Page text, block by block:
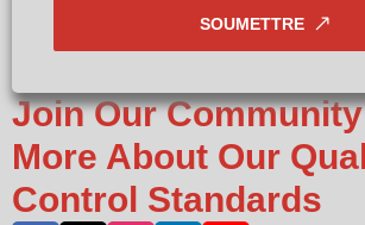
SOUMETTRE
Join Our
More About Our
Control Standards